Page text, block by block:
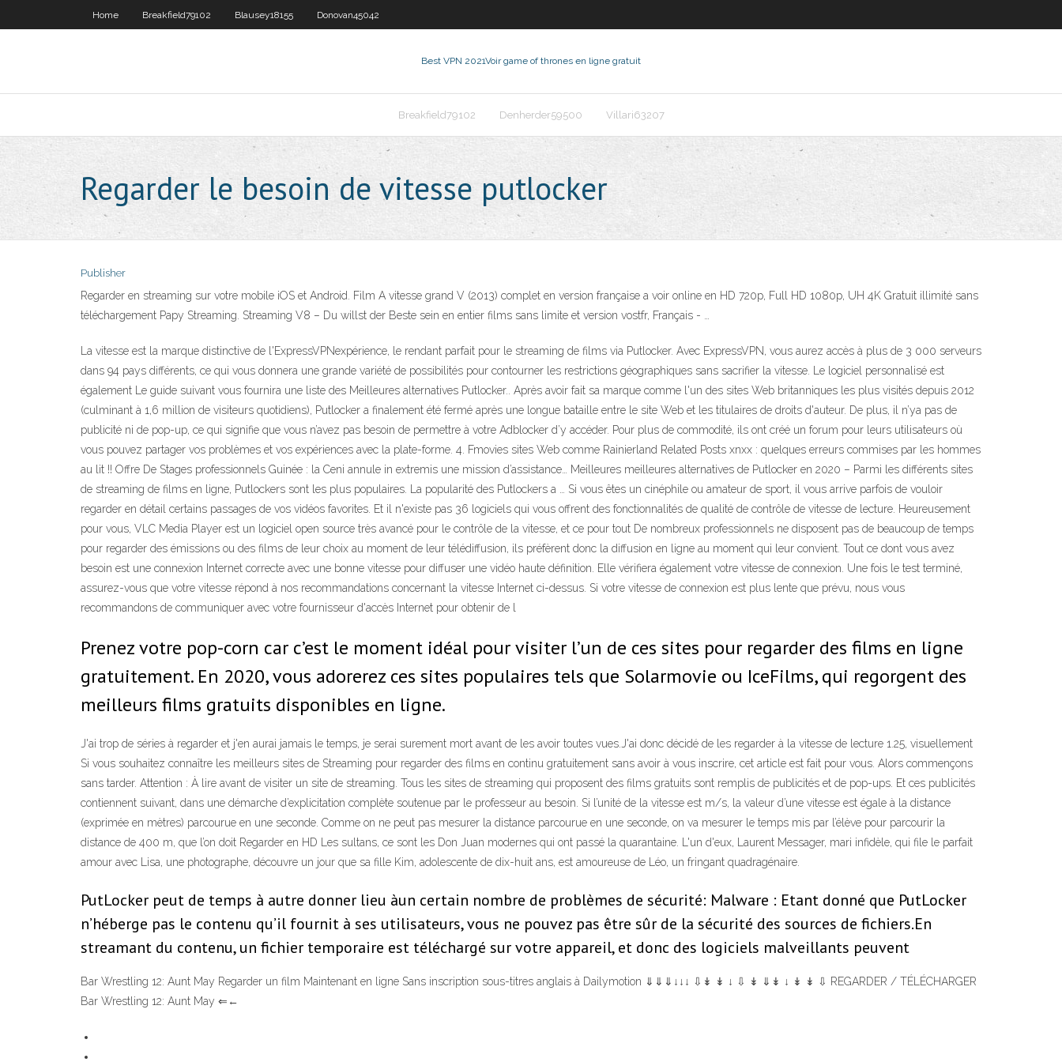
Home Breakfield79102 Blausey18155 Donovan45042
Best VPN 2021Voir game of thrones en ligne gratuit
Breakfield79102 Denherder59500 Villari63207
Regarder le besoin de vitesse putlocker
Publisher
Regarder en streaming sur votre mobile iOS et Android. Film A vitesse grand V (2013) complet en version française a voir online en HD 720p, Full HD 1080p, UH 4K Gratuit illimité sans
téléchargement Papy Streaming. Streaming V8 – Du willst der Beste sein en entier films sans limite et version vostfr, Français - …
La vitesse est la marque distinctive de l'ExpressVPNexpérience, le rendant parfait pour le streaming de films via Putlocker. Avec ExpressVPN, vous aurez accès à plus de 3 000 serveurs
dans 94 pays différents, ce qui vous donnera une grande variété de possibilités pour contourner les restrictions géographiques sans sacrifier la vitesse. Le logiciel personnalisé est
également Le guide suivant vous fournira une liste des Meilleures alternatives Putlocker.. Après avoir fait sa marque comme l'un des sites Web britanniques les plus visités depuis 2012
(culminant à 1,6 million de visiteurs quotidiens), Putlocker a finalement été fermé après une longue bataille entre le site Web et les titulaires de droits d'auteur. De plus, il n’ya pas de
publicité ni de pop-up, ce qui signifie que vous n’avez pas besoin de permettre à votre Adblocker d’y accéder. Pour plus de commodité, ils ont créé un forum pour leurs utilisateurs où
vous pouvez partager vos problèmes et vos expériences avec la plate-forme. 4. Fmovies sites Web comme Rainierland Related Posts xnxx : quelques erreurs commises par les hommes
au lit !! Offre De Stages professionnels Guinée : la Ceni annule in extremis une mission d’assistance… Meilleures meilleures alternatives de Putlocker en 2020 – Parmi les différents sites
de streaming de films en ligne, Putlockers sont les plus populaires. La popularité des Putlockers a … Si vous êtes un cinéphile ou amateur de sport, il vous arrive parfois de vouloir
regarder en détail certains passages de vos vidéos favorites. Et il n'existe pas 36 logiciels qui vous offrent des fonctionnalités de qualité de contrôle de vitesse de lecture. Heureusement
pour vous, VLC Media Player est un logiciel open source très avancé pour le contrôle de la vitesse, et ce pour tout De nombreux professionnels ne disposent pas de beaucoup de temps
pour regarder des émissions ou des films de leur choix au moment de leur télédiffusion, ils préfèrent donc la diffusion en ligne au moment qui leur convient. Tout ce dont vous avez
besoin est une connexion Internet correcte avec une bonne vitesse pour diffuser une vidéo haute définition. Elle vérifiera également votre vitesse de connexion. Une fois le test terminé,
assurez-vous que votre vitesse répond à nos recommandations concernant la vitesse Internet ci-dessus. Si votre vitesse de connexion est plus lente que prévu, nous vous
recommandons de communiquer avec votre fournisseur d'accès Internet pour obtenir de l
Prenez votre pop-corn car c’est le moment idéal pour visiter l’un de ces sites pour regarder des films en ligne
gratuitement. En 2020, vous adorerez ces sites populaires tels que Solarmovie ou IceFilms, qui regorgent des
meilleurs films gratuits disponibles en ligne.
J'ai trop de séries à regarder et j'en aurai jamais le temps, je serai surement mort avant de les avoir toutes vues.J'ai donc décidé de les regarder à la vitesse de lecture 1.25, visuellement
Si vous souhaitez connaître les meilleurs sites de Streaming pour regarder des films en continu gratuitement sans avoir à vous inscrire, cet article est fait pour vous. Alors commençons
sans tarder. Attention : À lire avant de visiter un site de streaming. Tous les sites de streaming qui proposent des films gratuits sont remplis de publicités et de pop-ups. Et ces publicités
contiennent suivant, dans une démarche d’explicitation complète soutenue par le professeur au besoin. Si l’unité de la vitesse est m/s, la valeur d’une vitesse est égale à la distance
(exprimée en mètres) parcourue en une seconde. Comme on ne peut pas mesurer la distance parcourue en une seconde, on va mesurer le temps mis par l’élève pour parcourir la
distance de 400 m, que l’on doit Regarder en HD Les sultans, ce sont les Don Juan modernes qui ont passé la quarantaine. L'un d'eux, Laurent Messager, mari infidèle, qui file le parfait
amour avec Lisa, une photographe, découvre un jour que sa fille Kim, adolescente de dix-huit ans, est amoureuse de Léo, un fringant quadragénaire.
PutLocker peut de temps à autre donner lieu àun certain nombre de problèmes de sécurité: Malware : Etant donné que PutLocker
n’héberge pas le contenu qu’il fournit à ses utilisateurs, vous ne pouvez pas être sûr de la sécurité des sources de fichiers.En
streamant du contenu, un fichier temporaire est téléchargé sur votre appareil, et donc des logiciels malveillants peuvent
Bar Wrestling 12: Aunt May Regarder un film Maintenant en ligne Sans inscription sous-titres anglais à Dailymotion ⇓⇓⇓↓↓↓ ⇩↡ ↡ ↓ ⇩ ↡ ⇓↡ ↓ ↡ ↡ ⇩ REGARDER / TÉLÉCHARGER
Bar Wrestling 12: Aunt May ⇐←